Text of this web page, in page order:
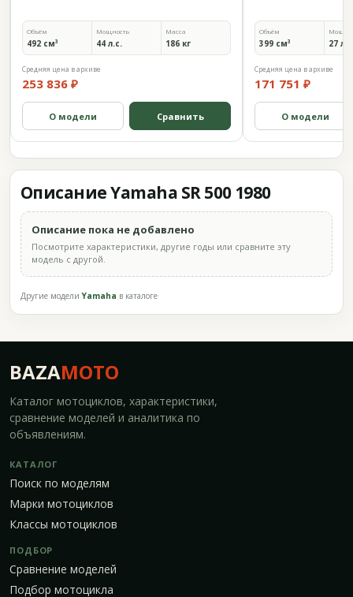
Объём
492 см³
Мощность
44 л.с.
Масса
186 кг
Средняя цена в архиве
253 836 ₽
О модели Сравнить
Объём
399 см³ 27
Средняя цена в архиве
171 751 ₽
О модели
Описание Yamaha SR 500 1980
Описание пока не добавлено
Посмотрите характеристики, другие годы или сравните эту
модель с другой.
Другие моделиYamaha в каталоге
BAZAMOTO
Каталог мотоциклов, характеристики,
сравнение моделей и аналитика по
объявлениям.
КАТАЛОГ
Поиск по моделям
Марки мотоциклов
Классы мотоциклов
ПОДБОР
Сравнение моделей
Подбор мотоцикла